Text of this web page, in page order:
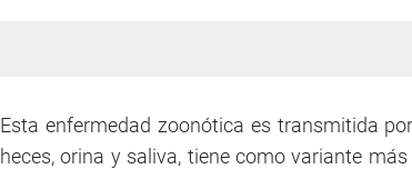
Esta enfermedad zoonótica es transmitida
heces, orina y saliva, tiene como variante